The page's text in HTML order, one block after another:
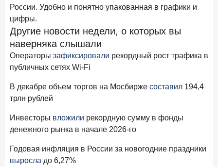
24 ноября 2025 года ИССЛЕДОВАНИЕ
Ипотека. Итоги октября 2025 года
Рассылка Frank RG
Итоги недели, наша трактовка основных событий
на банковском рынке
ПОДПИСАТЬСЯ
России. Удобно и понятно упакованная в графики и
цифры.
Другие новости недели, о которых вы
наверняка слышали
Операторы зафиксировали рекордный рост трафика в
публичных сетях Wi-Fi
В декабре объем торгов на Мосбирже составил 194,4
трлн рублей
Инвесторы вложили рекордную сумму в фонды
денежного рынка в начале 2026-го
Годовая инфляция в России за новогодние праздники
выросла до 6,27%